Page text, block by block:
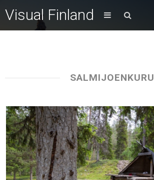
Visual Finland
SALMIJOENKURU